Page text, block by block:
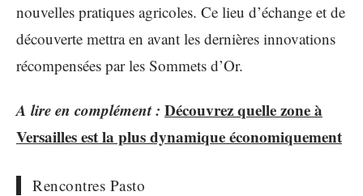
nouvelles pratiques agricoles. Ce lieu d’échange et de
découverte mettra en avant les dernières innovations
récompensées par les Sommets d’Or.
A lire en complément : Découvrez quelle zone à
Versailles est la plus dynamique économiquement
Rencontres Pasto